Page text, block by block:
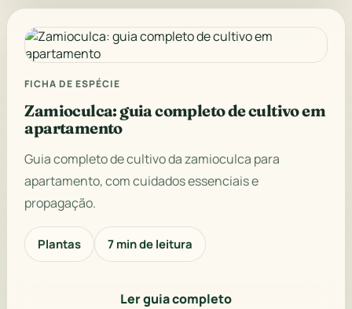
FICHA DE ESPÉCIE
Zamioculca: guia completo de cultivo em
apartamento
Guia completo de cultivo da zamioculca para
apartamento, com cuidados essenciais e
propagação.
Plantas 7 min de leitura
Ler guia completo